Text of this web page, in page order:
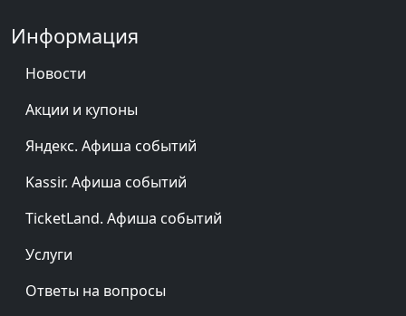
Информация
Новости
Акции и купоны
Яндекс. Афиша событий
Kassir. Афиша событий
TicketLand. Афиша событий
Услуги
Ответы на вопросы